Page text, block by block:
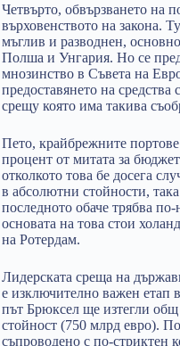
Четвърто, обвързването на
върховенството на закона.
мъглив и разводнен,
Полша и Унгария. Но се
мнозинство в Съвета на
предоставянето на
срещу която има такива
Пето, крайбрежните
процент от митата за
отколкото това бе досега
в абсолютни стойности,
последното обаче трябва
основата на това стои
на Ротердам.
Лидерската среща на
е изключително важен етап
път Брюксел ще изтегли общ
стойност (750 млрд евро).
съпроводено с по-стриктен